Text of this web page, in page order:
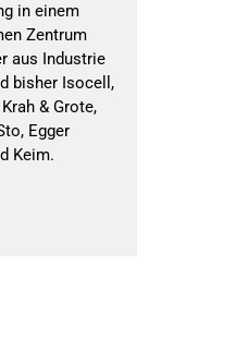
in einem
Zentrum
aus Industrie
bisher Isocell,
& Grote,
Egger
Keim.